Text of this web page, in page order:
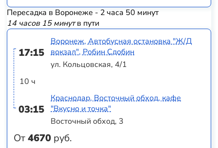
Пересадка в Воронеже - 2 часа 50 минут
14 часов 15 минутв пути
17:15
10 ч
03:15
От4670 руб.
Воронеж, Автобусная остановка "Ж/Д
вокзал", Робин Сдобин
ул. Кольцовская, 4/1
Краснодар, Восточный обход, кафе
"Вкусно и точка"
Восточный обход, 3